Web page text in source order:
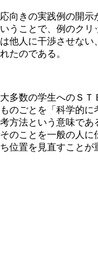
向きの実践例の開示
うことで、例のク
他人に干渉させな
たのである。
多数の学生へのＳＴ
のごとを「科学的
方法という意味で
のことを一般の人
位置を見直すことが